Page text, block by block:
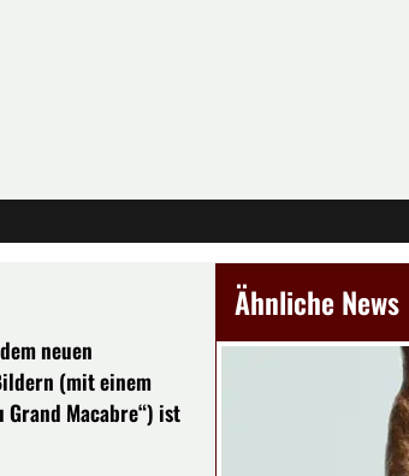
neuen
(mit einem
Macabre“) ist
Ähnliche News